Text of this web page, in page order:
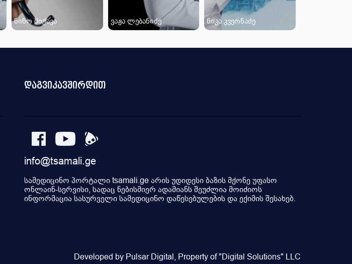
ნინო მიქავა ვაჟა ლებანიძე ნიკა კვერნაძე
დაგვიკავშირდით
info@tsamali.ge
სამედიცინო პორტალი tsamali.ge არის უდიდესი ბაზის მქონე უფასო
ონლაინ-სერვისი, სადაც ნებისმიერ ადამიანს შეუძლია მოიძიოს
ინფორმაცია სასურველი სამედიცინო დაწესებულების და ექიმის შესახებ.
Developed by Pulsar Digital, Property of "Digital Solutions" LLC